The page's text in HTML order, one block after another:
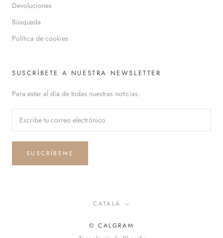
Devoluciones
Búsqueda
Política de cookies
SUSCRÍBETE A NUESTRA NEWSLETTER
Para estar al día de todas nuestras noticias.
SUSCRÍBEME
Idioma
CATALÀ
© CALGRAM